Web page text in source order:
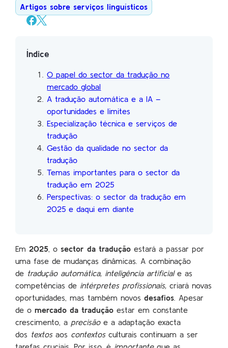
Artigos sobre serviços linguísticos
Em 2025 , osector da traduçãoestará a passar por
uma fase de mudanças dinâmicas. A combinação
de tradução automática, inteligência artificiale as
competências de intérpretes profissionais,criará novas
oportunidades, mas também novosdesafios . Apesar
de omercado da traduçãoestar em constante
crescimento, a precisãoe a adaptação exacta
dos textosaos contextosculturais continuam a ser
Índice
O papel do sector da tradução no
mercado global
A tradução automática e a IA –
oportunidades e limites
Especialização técnica e serviços de
tradução
Gestão da qualidade no sector da
tradução
Temas importantes para o sector da
tradução em 2025
Perspectivas: o sector da tradução em
2025 e daqui em diante